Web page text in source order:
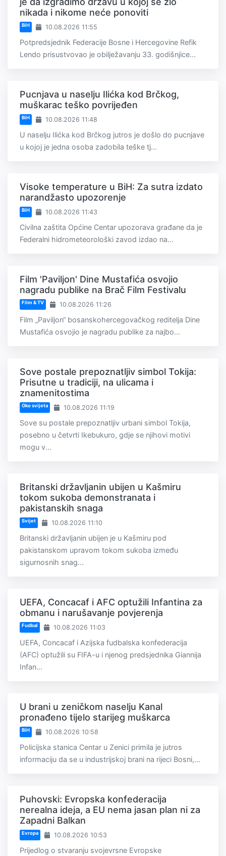
nikada i nikome neće ponoviti
BiH 10.08.2026 11:55
Potpredsjednik Federacije Bosne i Hercegovine Refik
Lendo prisustvovao je obilježavanju 33. godišnjice...
Pucnjava u naselju Ilićka kod Brčkog,
muškarac teško povrijeđen
BiH 10.08.2026 11:48
U naselju Ilićka kod Brčkog jutros je došlo do pucnjave
u kojoj je jedna osoba zadobila teške tj...
Visoke temperature u BiH: Za sutra izdato
narandžasto upozorenje
BiH 10.08.2026 11:43
Civilna zaštita Općine Centar upozorava građane da je
Federalni hidrometeorološki zavod izdao na...
Film 'Paviljon' Dine Mustafića osvojio
nagradu publike na Brač Film Festivalu
Film & TV 10.08.2026 11:26
Film „Paviljon“ bosanskohercegovačkog reditelja Dine
Mustafića osvojio je nagradu publike za najbo...
Sove postale prepoznatljiv simbol Tokija:
Prisutne u tradiciji, na ulicama i
znamenitostima
Oko svijeta 10.08.2026 11:19
Sove su postale prepoznatljiv urbani simbol Tokija,
posebno u četvrti Ikebukuro, gdje se njihovi motivi
mogu v...
Britanski državljanin ubijen u Kašmiru
tokom sukoba demonstranata i
pakistanskih snaga
Svijet 10.08.2026 11:10
Britanski državljanin ubijen je u Kašmiru pod
pakistanskom upravom tokom sukoba između
sigurnosnih snag...
UEFA, Concacaf i AFC optužili Infantina za
obmanu i narušavanje povjerenja
Fudbal 10.08.2026 11:03
UEFA, Concacaf i Azijska fudbalska konfederacija
(AFC) optužili su FIFA-u i njenog predsjednika Giannija
Infan...
U brani u zeničkom naselju Kanal
pronađeno tijelo starijeg muškarca
BiH 10.08.2026 10:58
Policijska stanica Centar u Zenici primila je jutros
informaciju da se u industrijskoj brani na rijeci Bosni,...
Puhovski: Evropska konfederacija
nerealna ideja, a EU nema jasan plan ni za
Zapadni Balkan
Evropa 10.08.2026 10:53
Prijedlog o stvaranju svojevrsne Evropske